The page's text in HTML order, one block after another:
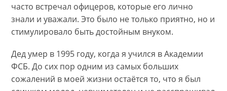
часто встречал офицеров, которые его лично
знали и уважали. Это было не только приятно, но и
стимулировало быть достойным внуком.
Дед умер в 1995 году, когда я учился в Академии
ФСБ. До сих пор одним из самых больших
сожалений в моей жизни остаётся то, что я был